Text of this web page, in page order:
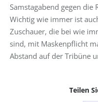
Samstagabend gegen die
Wichtig wie immer ist
Zuschauer, die bei wie
sind, mit Maskenpflicht
Abstand auf der Tribüne
Teilen